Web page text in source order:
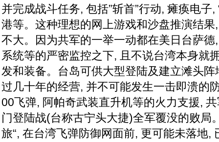
并完成战斗任务, 包括”斩首”行动, 瘫痪电子
港等。这种理想的网上游戏和沙盘推演结
不大。因为共军的一举一动都在美日台萨
系统等的严密监控之下, 且不说台湾本身就
发和装备。台岛可供大型登陆及建立滩头
过几十年的经营, 并不可能发生一击即溃的
00飞弹, 阿帕奇武装直升机等的火力支援,
门登陆战(台称古宁头大捷)全军覆没的败局
旅“, 在台湾飞弹防御网面前, 更可能未落地,